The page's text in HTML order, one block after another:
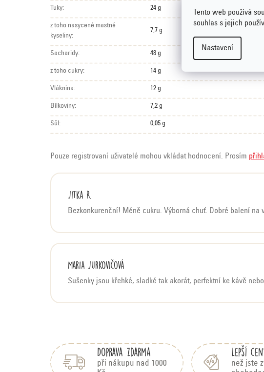
Tento web používá
souhlas s jejich
Nastavení
Tuky: 24 g
z toho nasycené mastné
kyseliny:
7,7 g
Sacharidy: 48 g
z toho cukry: 14 g
Vláknina: 12 g
Bílkoviny: 7,2 g
Sůl: 0,05 g
Pouze registrovaní uživatelé mohou vkládat hodnocení. Prosím
i
s
n
n
í
Jitka R.
Bezkonkurenční! Méně cukru. Výborná chuť. Dobré balení na
Maria Jurkovičová
Sušenky jsou křehké, sladké tak akorát, perfektní ke kávě
Doprava zdarma
při nákupu nad 1000
Lepší
než jste